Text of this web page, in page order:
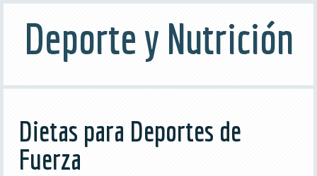
Deporte y Nutrición
Dietas para Deportes de
Fuerza